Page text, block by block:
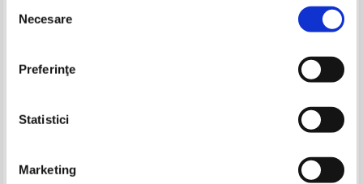
consimțământului
Necesare
Preferinţe
Statistici
Marketing
Pret:20,00Lei Lei